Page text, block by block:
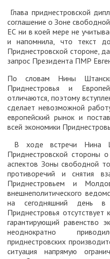
Глава приднестровской
соглашение о Зоне
ЕС ни в коей мере не
и напомнила, что текст
Приднестровской стороне,
запрос Президента ПМР
По словам Нины
Приднестровья и
отличаются, поэтому
сделает невозможной
европейский рынок и
всей экономики
В ходе встречи Нина
Приднестровской стороны
аспектов Зоны свободной
противоречий и снятия
Приднестровьем и
внешнеполитического
на сегодняшний день
Приднестровья
гарантирующий равенство
неоднократно
приднестровских
ситуация напрямую